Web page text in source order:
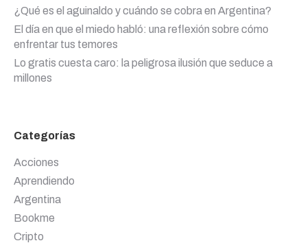
¿Qué es el aguinaldo y cuándo se cobra en Argentina?
El día en que el miedo habló: una reflexión sobre cómo
enfrentar tus temores
Lo gratis cuesta caro: la peligrosa ilusión que seduce a
millones
Categorías
Acciones
Aprendiendo
Argentina
Bookme
Cripto